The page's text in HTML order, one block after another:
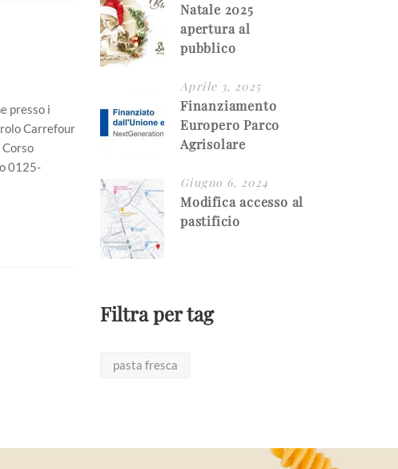
presso i
Carrefour
0125-
Natale 2025
apertura al
pubblico
Aprile 3, 2025
Finanziamento
Europero Parco
Agrisolare
Giugno 6, 2024
Modifica accesso al
pastificio
Filtra per tag
pasta fresca